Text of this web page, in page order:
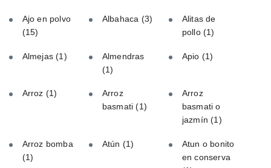
Ajo en polvo
(15)
Albahaca (3)
Alitas de
pollo(1)
Almejas(1)
Almendras
(1)
Apio (1)
Arroz (1)
Arroz
basmati(1)
Arroz
basmati o
jazmín(1)
Arroz bomba
(1)
Atún (1)
Atun o bonito
en conserva